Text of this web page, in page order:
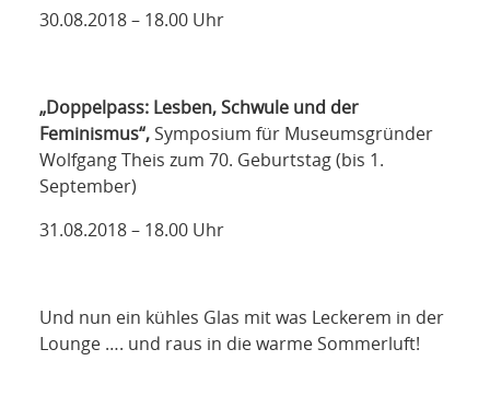
30.08.2018 – 18.00 Uhr
„Doppelpass: Lesben, Schwule und der
Feminismus“,Symposium für Museumsgründer
Wolfgang Theis zum 70. Geburtstag (bis 1.
September)
31.08.2018 – 18.00 Uhr
Und nun ein kühles Glas mit was Leckerem in der
Lounge …. und raus in die warme Sommerluft!